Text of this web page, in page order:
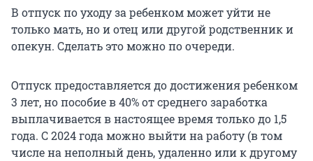
В отпуск по уходу за ребенком может уйти не
только мать, но и отец или другой родственник и
опекун. Сделать это можно по очереди.
Отпуск предоставляется до достижения ребенком
3 лет, но пособие в 40% от среднего заработка
выплачивается в настоящее время только до 1,5
года. С 2024 года можно выйти на работу (в том
числе на неполный день, удаленно или к другому